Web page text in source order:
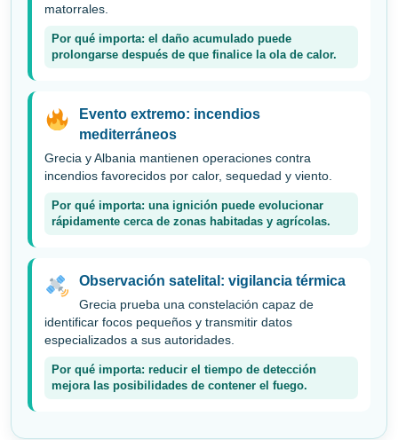
matorrales.
Por qué importa: el daño acumulado puede
prolongarse después de que finalice la ola de calor.
Evento extremo: incendios
mediterráneos
Grecia y Albania mantienen operaciones contra
incendios favorecidos por calor, sequedad y viento.
Por qué importa: una ignición puede evolucionar
rápidamente cerca de zonas habitadas y agrícolas.
Observación satelital: vigilancia térmica
Grecia prueba una constelación capaz de
identificar focos pequeños y transmitir datos
especializados a sus autoridades.
Por qué importa: reducir el tiempo de detección
mejora las posibilidades de contener el fuego.